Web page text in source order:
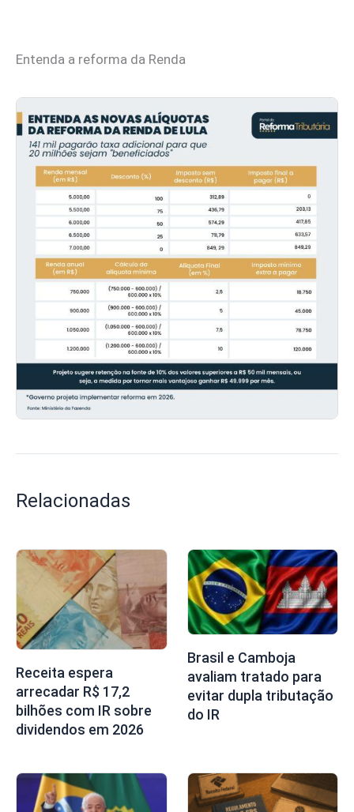
Entenda a reforma da Renda
Relacionadas
Receita espera
arrecadar R$ 17,2
bilhões com IR sobre
dividendos em 2026
Brasil e Camboja
avaliam tratado para
evitar dupla tributação
do IR